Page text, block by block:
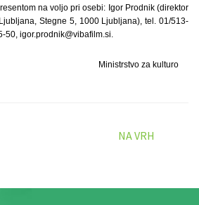
na voljo pri osebi: Igor Prodnik (direktor
Stegne 5, 1000 Ljubljana), tel. 01/513-
50, igor.prodnik@vibafilm.si.
Ministrstvo za kulturo
NA VRH